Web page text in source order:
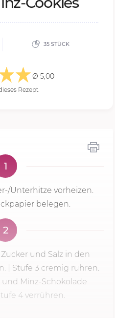
35 STÜCK
Ø 5,00
Rezept
1
Unterhitze vorheizen.
belegen.
2
und Salz in den
Stufe 3 cremig rühren.
und Minz-Schokolade
4 verrühren.